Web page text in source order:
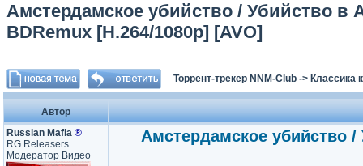
Амстердамское убийство / Убийство в
BDRemux [H.264/1080p] [AVO]
Торрент-трекер NNM-Club -> Классика
Автор
Russian Mafia ®
RG Releasers
Модератор Видео
Амстердамское убийство